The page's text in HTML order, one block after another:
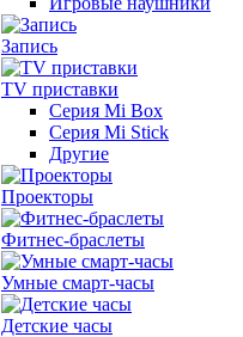
Запись
TV приставки
Серия Mi Box
Серия Mi Stick
Другие
Проекторы
Фитнес-браслеты
Умные смарт-часы
Детские часы